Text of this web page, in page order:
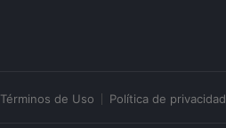
Términos de Uso Política de privacidad